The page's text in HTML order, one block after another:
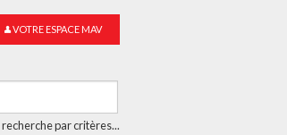
VOTRE ESPACE MAV
par critères...